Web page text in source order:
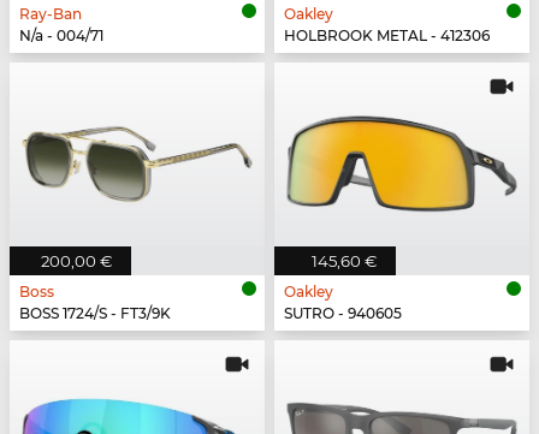
Ray-Ban
N/a - 004/71
Oakley
HOLBROOK METAL - 412306
200,00 €
Boss
BOSS 1724/S - FT3/9K
145,60 €
Oakley
SUTRO - 940605